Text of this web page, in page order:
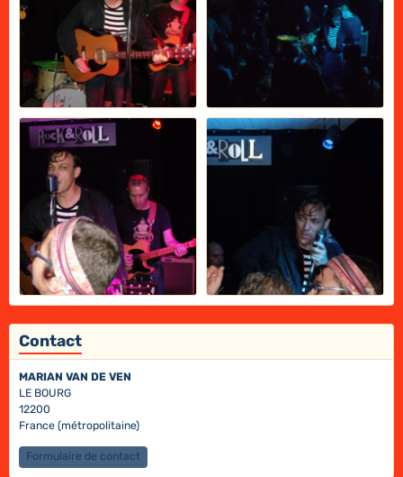
Contact
MARIAN VAN DE VEN
LE BOURG
12200
France (métropolitaine)
Formulaire de contact